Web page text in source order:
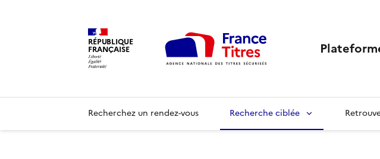
RÉPUBLIQUE
FRANÇAISE
Recherchez un rendez-vous Recherche ciblée